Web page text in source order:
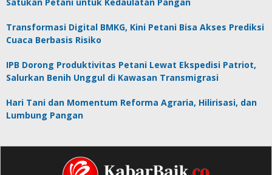
Transformasi Digital BMKG, Kini Petani Bisa Akses Prediksi
Cuaca Berbasis Risiko
IPB Dorong Produktivitas Petani Lewat Ekspedisi Patriot,
Salurkan Benih Unggul di Kawasan Transmigrasi
Hari Tani dan Momentum Reforma Agraria, Hilirisasi, dan
Lumbung Pangan